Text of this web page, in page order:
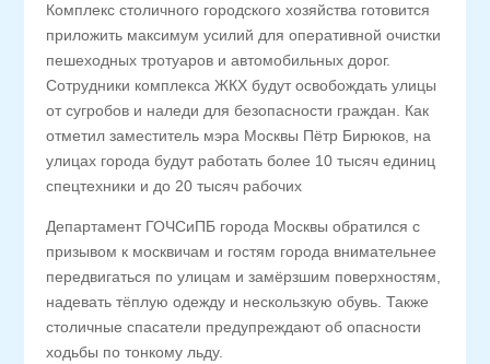
Комплекс столичного городского хозяйства готовится
приложить максимум усилий для оперативной очистки
пешеходных тротуаров и автомобильных дорог.
Сотрудники комплекса ЖКХ будут освобождать улицы
от сугробов и наледи для безопасности граждан. Как
отметил заместитель мэра Москвы Пётр Бирюков, на
улицах города будут работать более 10 тысяч единиц
спецтехники и до 20 тысяч рабочих
Департамент ГОЧСиПБ города Москвы обратился с
призывом к москвичам и гостям города внимательнее
передвигаться по улицам и замёрзшим поверхностям,
надевать тёплую одежду и нескользкую обувь. Также
столичные спасатели предупреждают об опасности
ходьбы по тонкому льду.